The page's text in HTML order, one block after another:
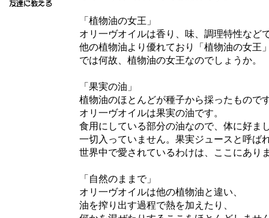
「植物油の女王」
オリ一ヴオイルは香り、味、調理特性など
他の植物油より優れており「植物油の女王
では何故、植物油の女王なのでしょうか。
「果実の油」
植物油のほとんどが種子から採ったもので
オリ一ヴオイルは果実の油です。
食用にしている部分の油なので、体に好ま
一切入っていません。果実ジュースと呼ば
世界中で愛されているわけは、ここにあり
「自然のままで」
オリ一ヴオイルは他の植物油と違い、
油を搾り出す過程で熱を加えたり、